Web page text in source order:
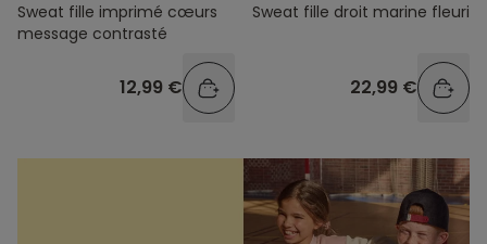
Sweat fille imprimé cœurs
message contrasté
12,99 €
Sweat fille droit marine fleuri
22,99 €